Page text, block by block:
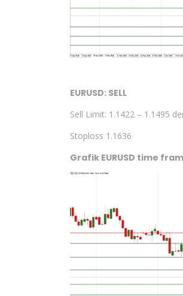
EURUSD: SELL
Sell Limit: 1.1422 – 1.1495
Stoploss 1.1636
Grafik EURUSD time